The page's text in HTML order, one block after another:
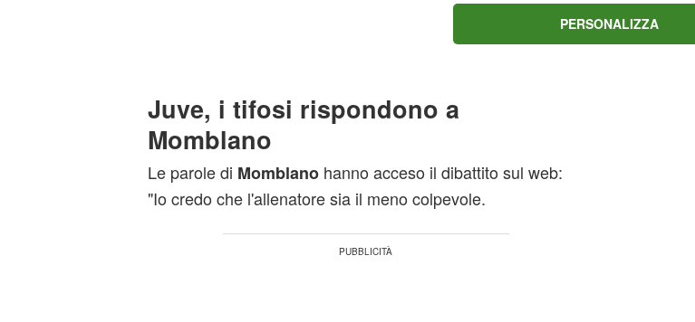
".
Juve, i tifosi rispondono a
Momblano
Le parole di Momblanohanno acceso il dibattito sul web:
"Io credo che l'allenatore sia il meno colpevole.
PERSONALIZZA